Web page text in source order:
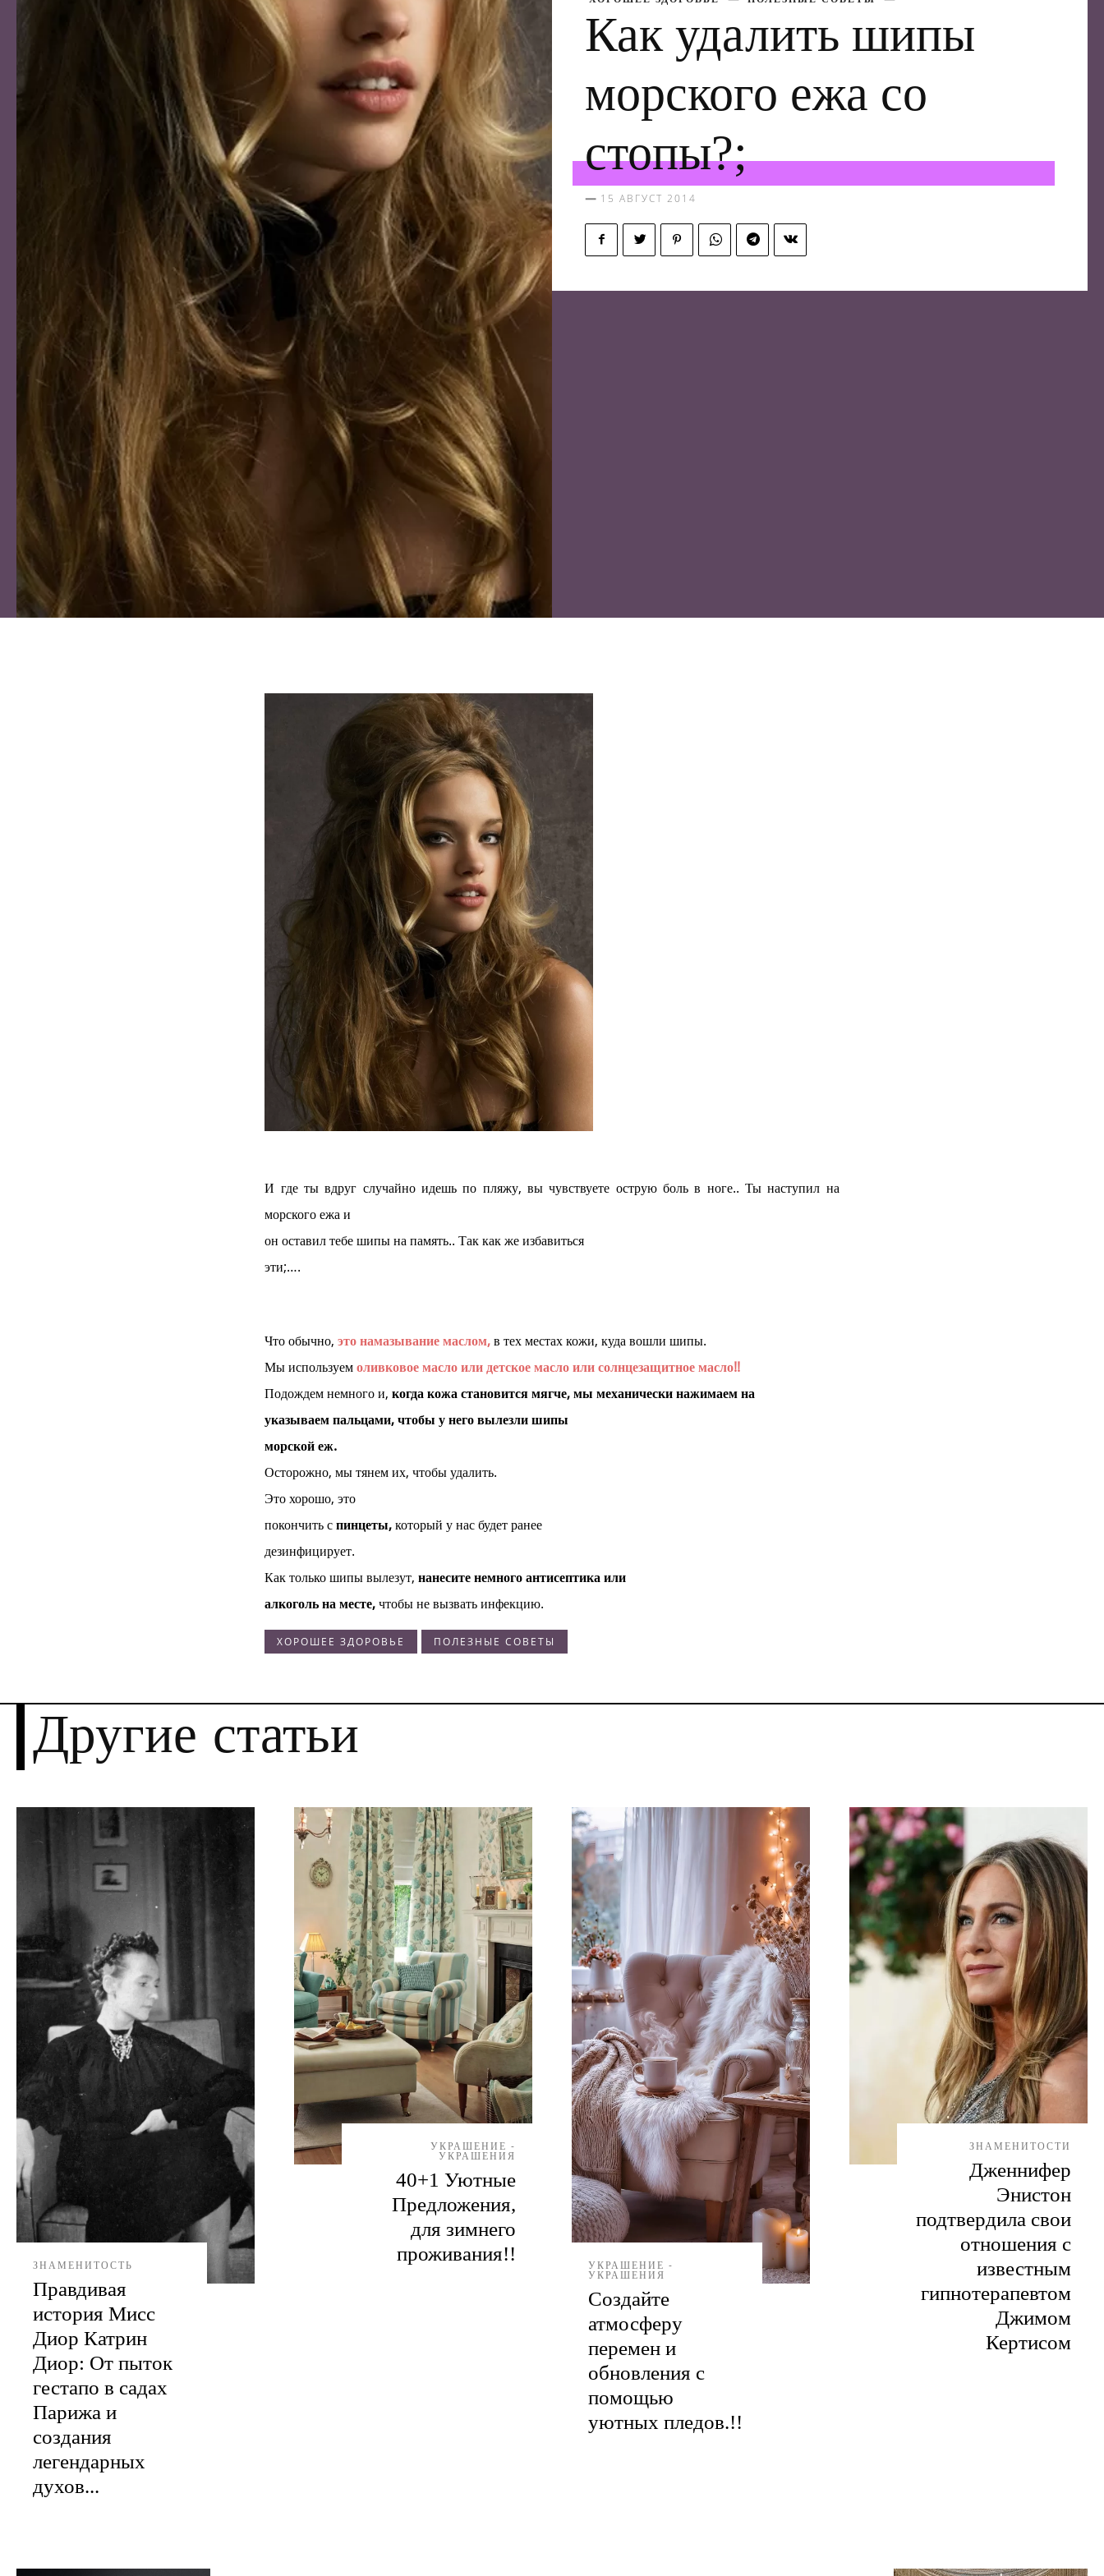
Как удалить шипы
морского ежа со
стопы?;
15 АВГУСТ 2014
И где ты вдруг случайно идешь по пляжу, вы чувствуете острую боль в ноге.. Ты наступил на
морского ежа и
он оставил тебе шипы на память.. Так как же избавиться
эти;….
Что обычно,это намазывание маслом,в тех местах кожи, куда вошли шипы.
Мы используемоливковое масло или детское масло или солнцезащитное масло!!
Подождем немного и,когда кожа становится мягче, мы механически нажимаем на
указываем пальцами, чтобы у него вылезли шипы
морской еж.
Осторожно, мы тянем их, чтобы удалить.
Это хорошо, это
покончить спинцеты,который у нас будет ранее
дезинфицирует.
Как только шипы вылезут,нанесите немного антисептика или
алкоголь на месте,чтобы не вызвать инфекцию.
ХОРОШЕЕ ЗДОРОВЬЕ ПОЛЕЗНЫЕ СОВЕТЫ
Другие статьи
ЗНАМЕНИТОСТЬ
Правдивая
история Мисс
Диор Катрин
Диор: От пыток
гестапо в садах
Парижа и
создания
легендарных
духов...
УКРАШЕНИЕ -
УКРАШЕНИЯ
40+1 Уютные
Предложения,
для зимнего
проживания!!
УКРАШЕНИЕ -
УКРАШЕНИЯ
Создайте
атмосферу
перемен и
обновления с
помощью
уютных пледов.!!
ЗНАМЕНИТОСТИ
Дженнифер
Энистон
подтвердила свои
отношения с
известным
гипнотерапевтом
Джимом
Кертисом